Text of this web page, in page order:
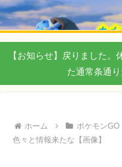
【お知らせ】戻りました
た通常条通り
ホーム ポケモンGO
色々と情報来たな【画像】